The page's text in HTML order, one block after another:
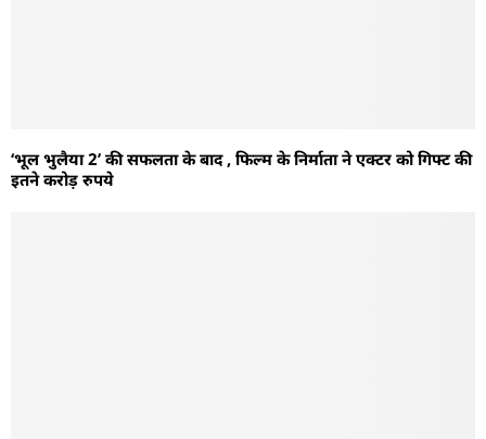
‘भूल भुलैया 2’ की सफलता के बाद , फिल्म के निर्माता ने एक्टर को गिफ्ट की
इतने करोड़ रुपये